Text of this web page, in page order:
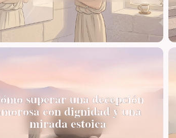
superar una decepción
con dignidad y una
mirada estoica